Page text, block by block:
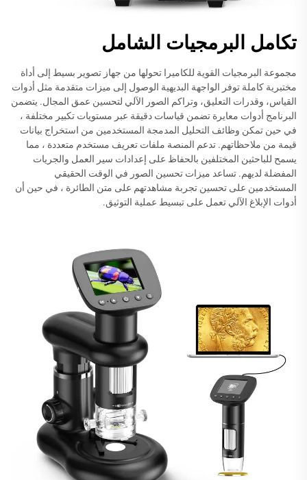
تكامل البرمجيات الشامل
مجموعة البرمجيات القوية للكاميرا تحولها من جهاز تصوير بسيط إلى أداة
مختبرية كاملة توفر الواجهة البديهية الوصول إلى ميزات متقدمة مثل أدوات
القياس، وقدرات التعليق، وتراكم الصور الآلي لتحسين عمق المجال. يتضمن
البرنامج أدوات معايرة تضمن قياسات دقيقة عبر مستويات تكبير مختلفة ،
في حين تمكن وظائف التحليل المدمجة المستخدمين من استخراج بيانات
قيمة من ملاحظاتهم. تدعم المنصة ملفات تعريف مستخدم متعددة ، مما
يسمح للباحثين المختلفين بالحفاظ على إعدادات سير العمل والجريات
المفضلة لديهم. تساعد ميزات تحسين الصور في الوقت الحقيقي
المستخدمين على تحسين تجربة مشاهدتهم على متن الطائرة ، في حين أن
أدوات الإبلاغ الآلي تعمل على تبسيط عملية التوثيق.